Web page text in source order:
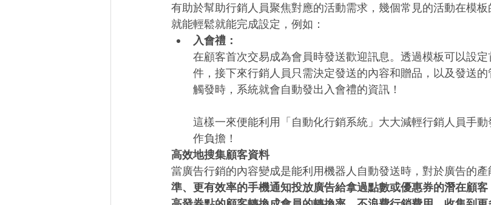
有助於幫助行銷人員聚焦對應的活動需求，幾個常見的活動在模
就能輕鬆就能完成設定，例如：
入會禮：
在顧客首次交易成為會員時發送歡迎訊息。透過模板可以設
件，接下來行銷人員只需決定發送的內容和贈品，以及發送
觸發時，系統就會自動發出入會禮的資訊！
這樣一來便能利用「自動化行銷系統」大大減輕行銷人員手
作負擔！
高效地搜集顧客資料
當廣告行銷的內容變成是能利用機器人自動發送時，對於廣告的產
準、更有效率的手機通知投放廣告給拿過點數或優惠券的潛在顧